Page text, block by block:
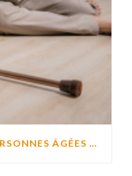
PRÉVENIR LES CHUTES CHEZ LES PERSONNES ÂGÉES À DOMICILE : CAUSES, RISQUES ET SOLUTIONS EFFICACES